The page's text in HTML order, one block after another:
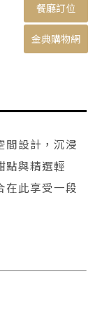
餐廳訂位
金典購物網
間設計，沉浸
點與精選輕
在此享受一段